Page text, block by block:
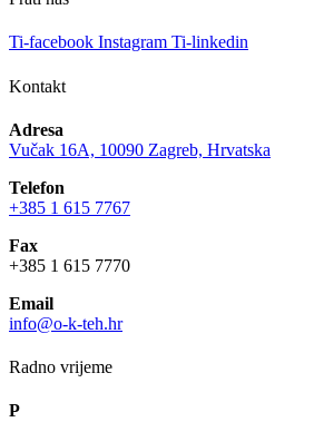
Ti-facebook Instagram Ti-linkedin
Kontakt
Adresa
Vučak 16A, 10090 Zagreb, Hrvatska
Telefon
+385 1 615 7767
Fax
+385 1 615 7770
Email
info@o-k-teh.hr
Radno vrijeme
P